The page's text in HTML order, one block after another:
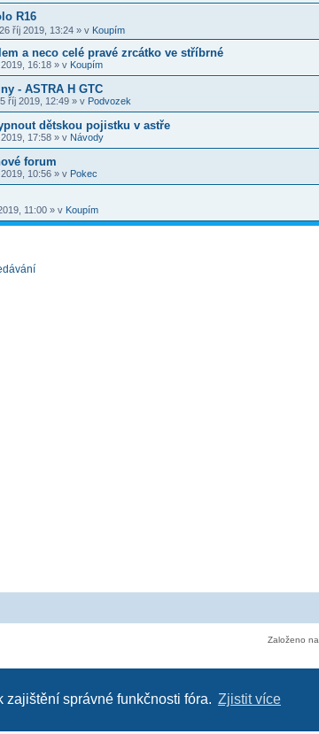
zajištění správné funkčnosti fóra. Zjistit více
R16
26 říj 2019, 13:24 » v Koupím
a neco celé pravé zrcátko ve stříbrné
16:18 » v Koupím
- ASTRA H GTC
říj 2019, 12:49 » v Podvozek
dětskou pojistku v astře
17:58 » v Návody
forum
10:56 » v Pokec
11:00 » v Koupím
Založeno na